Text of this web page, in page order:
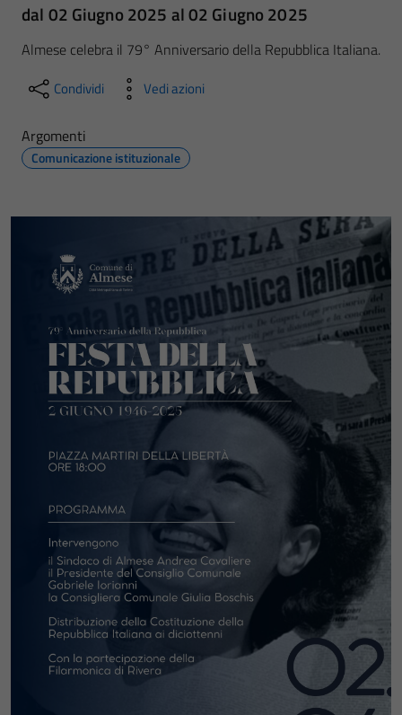
dal 02 Giugno 2025 al 02 Giugno 2025
Almese celebra il 79° Anniversario della Repubblica Italiana.
Condividi Vedi azioni
Argomenti
Comunicazione istituzionale